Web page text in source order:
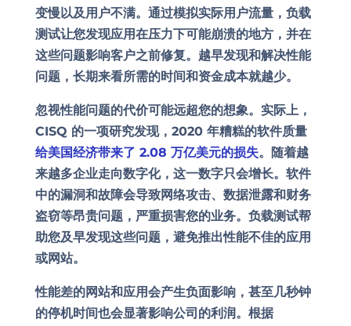
变慢以及用户不满。通过模拟实际用户流量，负载
测试让您发现应用在压力下可能崩溃的地方，并在
这些问题影响客户之前修复。越早发现和解决性能
问题，长期来看所需的时间和资金成本就越少。
忽视性能问题的代价可能远超您的想象。实际上，
CISQ 的一项研究发现，2020 年糟糕的软件质量
给美国经济带来了 2.08 万亿美元的损失。随着越
来越多企业走向数字化，这一数字只会增长。软件
中的漏洞和故障会导致网络攻击、数据泄露和财务
盗窃等昂贵问题，严重损害您的业务。负载测试帮
助您及早发现这些问题，避免推出性能不佳的应用
或网站。
性能差的网站和应用会产生负面影响，甚至几秒钟
的停机时间也会显著影响公司的利润。根据